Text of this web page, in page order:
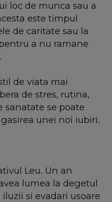
loc de munca sau a
este timpul
de caritate sau la
a nu ramane
de viata mai
de stres, rutina,
sanatate se poate
unei noi iubiri.
Leu. Un an
lumea la degetul
si evadari usoare